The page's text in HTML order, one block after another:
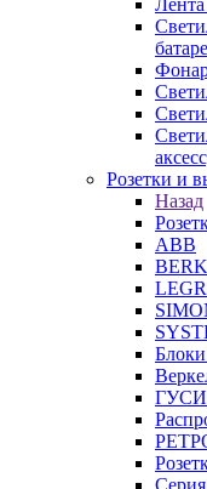
Розетки и
Назад
ABB
ГУСИ